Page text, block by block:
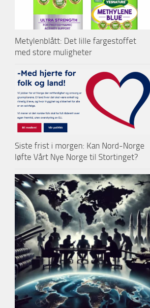
Metylenblått: Det lille fargestoffet
med store muligheter
Siste frist i morgen: Kan Nord-Norge
løfte Vårt Nye Norge til Stortinget?